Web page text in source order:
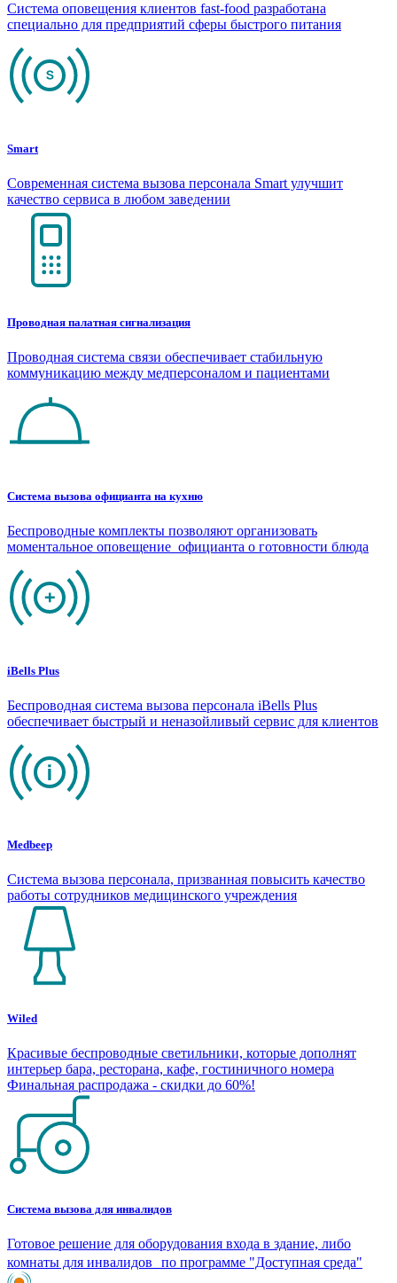
Система оповещения клиентов fast-food разработана
специально для предприятий сферы быстрого питания
Smart
Современная система вызова персонала Smart улучшит
качество сервиса в любом заведении
Проводная палатная сигнализация
Проводная система связи обеспечивает стабильную
коммуникацию между медперсоналом и пациентами
Система вызова официанта на кухню
Беспроводные комплекты позволяют организовать
моментальное оповещение официанта о готовности блюда
iBells Plus
Беспроводная система вызова персонала iBells Plus
обеспечивает быстрый и неназойливый сервис для клиентов
Medbeep
Система вызова персонала, призванная повысить качество
работы сотрудников медицинского учреждения
Wiled
Красивые беспроводные светильники, которые дополнят
интерьер бара, ресторана, кафе, гостиничного номера
Финальная распродажа - скидки до 60%!
Система вызова для инвалидов
Готовое решение для оборудования входа в здание, либо
комнаты для инвалидов по программе "Доступная среда"